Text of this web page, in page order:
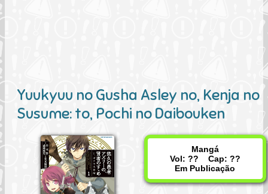
Yuukyuu no Gusha Asley no, Kenja no
Susume: to, Pochi no Daibouken
Mangá
Vol: ?? Cap: ??
Em Publicação